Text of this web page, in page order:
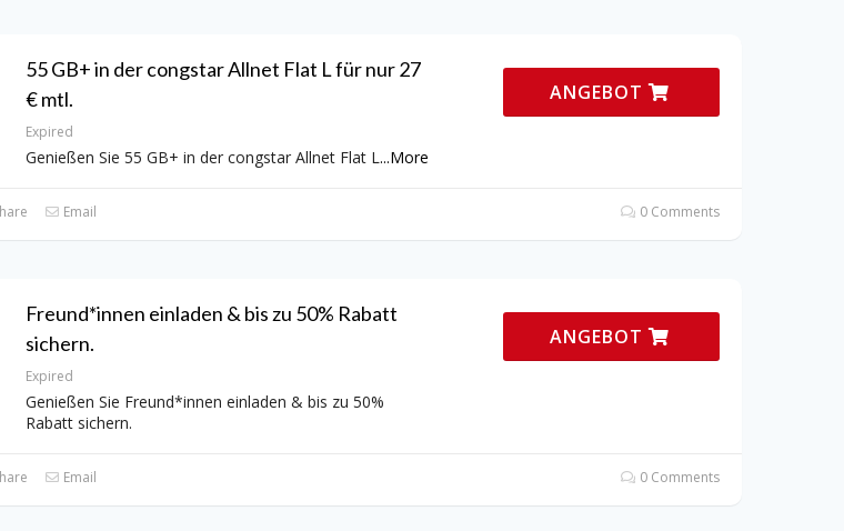
55 GB+ in der congstar Allnet Flat L für nur 27
€ mtl.
Expired
Genießen Sie 55 GB+ in der congstar Allnet Flat L...More
ANGEBOT
Email 0 Comments
Freund*innen einladen & bis zu 50% Rabatt
sichern.
Expired
Genießen Sie Freund*innen einladen & bis zu 50%
Rabatt sichern.
ANGEBOT
Email 0 Comments